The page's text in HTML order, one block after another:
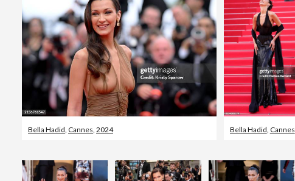
Bella Hadid Cannes 2024 Bella Hadid Cannes